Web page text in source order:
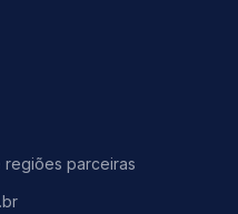
regiões parceiras